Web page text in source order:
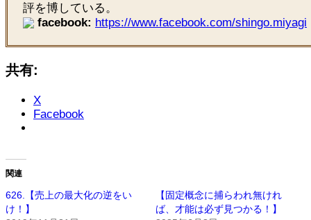
評を博している。
facebook: https://www.facebook.com/shingo.miyagi
共有:
X
Facebook
関連
626.【売上の最大化の逆をい
け！】
【固定概念に捕らわれ無けれ
ば、才能は必ず見つかる！】